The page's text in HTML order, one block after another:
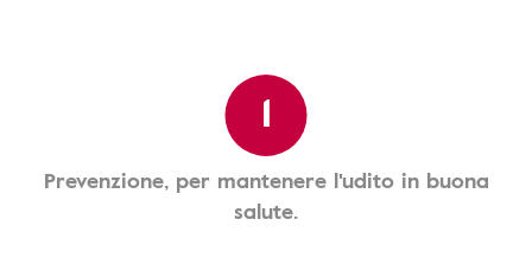
1
Prevenzione, per mantenere l'udito in buona
salute.